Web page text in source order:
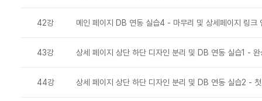
42강 메인 페이지 DB 연동 실습4 - 마무리 및 상세페이지 링크
43강 상세 페이지 상단 하단 디자인 분리 및 DB 연동 실습1 - 완
44강 상세 페이지 상단 하단 디자인 분리 및 DB 연동 실습2 -